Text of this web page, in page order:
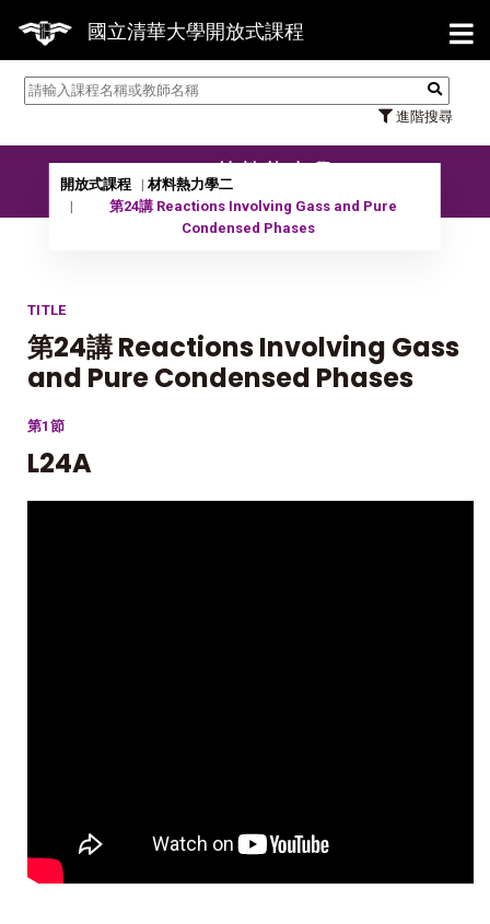
國立清華大學開放式課程
進階搜尋
【
10102 材料熱力學二
開放式課程
材料熱力學二
第24講 Reactions Involving Gass and Pure
Condensed Phases
TITLE
第24講 Reactions Involving Gass
and Pure Condensed Phases
第1節
L24A